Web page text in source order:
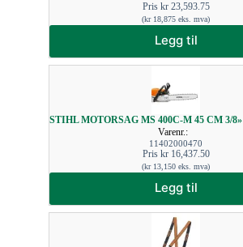
Pris kr23,593.75
(kr18,875 eks. mva)
Legg til
STIHL MOTORSAG MS 400C-M 45 CM 3/8»
Varenr.:
11402000470
Pris kr16,437.50
(kr13,150 eks. mva)
Legg til